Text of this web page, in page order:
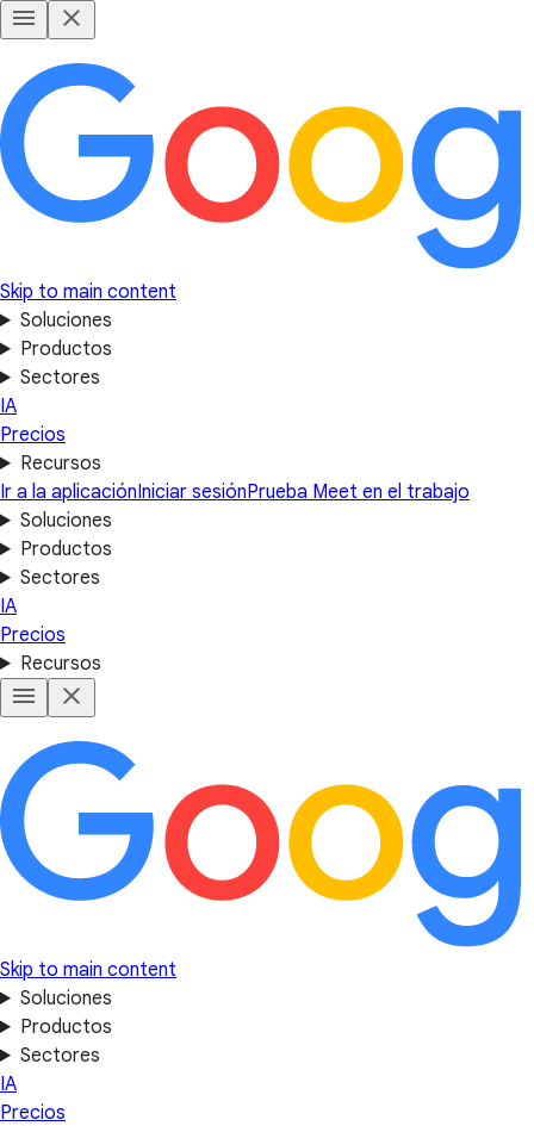
Skip to main content
Soluciones
Productos
Sectores
IA
Precios
Recursos
Ir a la aplicaciónIniciar sesiónPrueba Meet en el trabajo
Soluciones
Productos
Sectores
IA
Precios
Recursos
Skip to main content
Soluciones
Productos
Sectores
IA
Precios